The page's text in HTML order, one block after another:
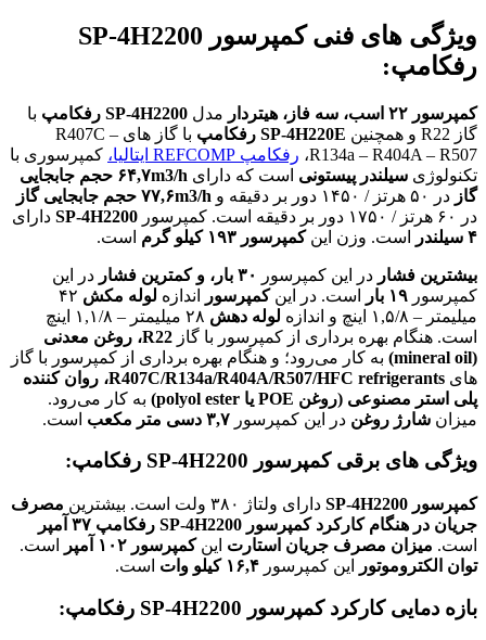
ویژگی های فنی کمپرسور SP-4H2200
رفکامپ:
کمپرسور ۲۲ اسب، سه فاز، هیتردار مدل SP-4H2200 رفکامپ با
گاز R22 و همچنین
SP-4H220E رفکامپ
با گاز های R407C –
R134a – R404A – R507، رفکامپ REFCOMP ایتالیا ، کمپرسوری با
تکنولوژی سیلندر پیستونی است که دارای ۶۴,۷m3/h حجم جابجایی
گاز در ۵۰ هرتز / ۱۴۵۰ دور بر دقیقه و ۷۷,۶m3/h حجم جابجایی گاز
در ۶۰ هرتز / ۱۷۵۰ دور بر دقیقه است. کمپرسور
SP-4H2200 دارای
۴ سیلندر است. وزن اینکمپرسور ۱۹۳ کیلو گرم است.
بیشترین فشار در این کمپرسور ۳۰ بار، و کمترین فشار
در این
کمپرسور ۱۹ بار است. در اینکمپرسور اندازه لوله مکش ۴۲
میلیمتر – ۱,۵/۸ اینچ و اندازه
لوله دهش
۲۸ میلیمتر – ۱,۱/۸ اینچ
است. هنگام بهره برداری از کمپرسور با گاز R22، روغن معدنی
(mineral oil)
به کار می‌رود؛ و هنگام بهره برداری از کمپرسور با گاز
های R407C/R134a/R404A/R507/HFC refrigerants، روان کننده
پلی استر مصنوعی (روغن POE یا polyol ester)
به کار می‌رود.
میزان شارژ روغن در این کمپرسور ۳,۷ دسی متر مکعب است.
ویژگی های برقی کمپرسور SP-4H2200 رفکامپ:
کمپرسور SP-4H2200 دارای ولتاژ ۳۸۰ ولت است. بیشترین
مصرف
جریان در هنگام کارکرد کمپرسور SP-4H2200 رفکامپ
۳۷ آمپر
است. میزان مصرف جریان استارت اینکمپرسور ۱۰۲ آمپر
است.
توان الکتروموتور
این کمپرسور ۱۶,۴ کیلو وات است.
بازه دمایی کارکرد کمپرسور SP-4H2200 رفکامپ: